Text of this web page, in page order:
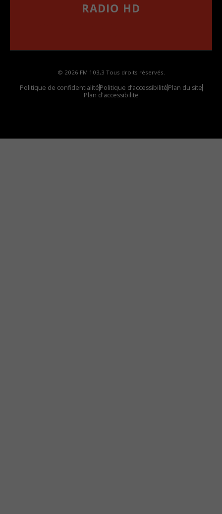
RADIO HD
© 2026 FM 103,3 Tous droits réservés.
Politique de confidentialitéPolitique d’accessibilitéPlan du site
Plan d'accessibilite